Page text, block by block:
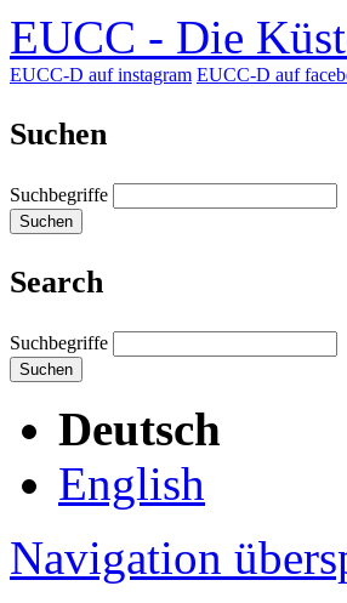
EUCC - Die
EUCC-D auf instagram EUCC-D auf
Suchen
Suchbegriffe
Suchen
Search
Suchbegriffe
Suchen
Deutsch
English
Navigation